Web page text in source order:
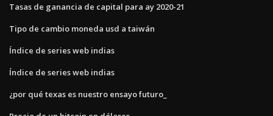
Tasas de ganancia de capital para ay 2020-21
Tipo de cambio moneda usd a taiwán
Índice de series web indias
Índice de series web indias
¿por qué texas es nuestro ensayo futuro_